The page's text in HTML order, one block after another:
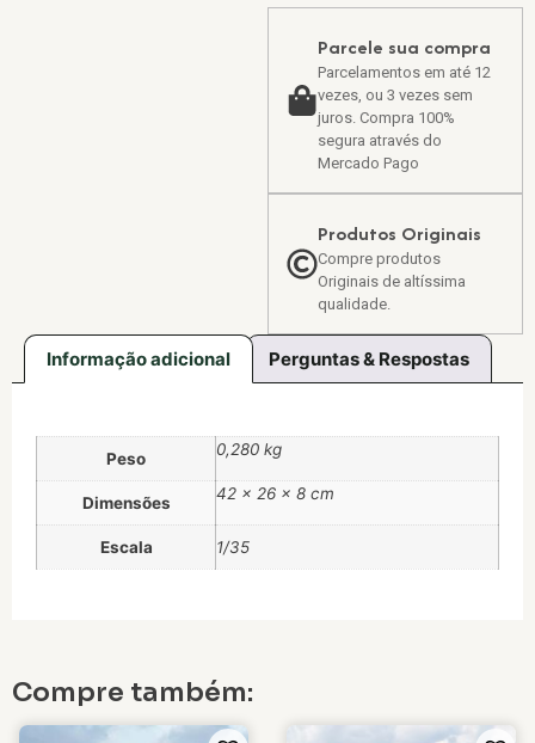
Parcele sua compra
Parcelamentos em até 12
vezes, ou 3 vezes sem
juros. Compra 100%
segura através do
Mercado Pago
Produtos Originais
Compre produtos
Originais de altíssima
qualidade.
Informação adicional Perguntas & Respostas
Peso 0,280 kg
Dimensões 42 × 26 × 8 cm
Escala 1/35
Compre também: